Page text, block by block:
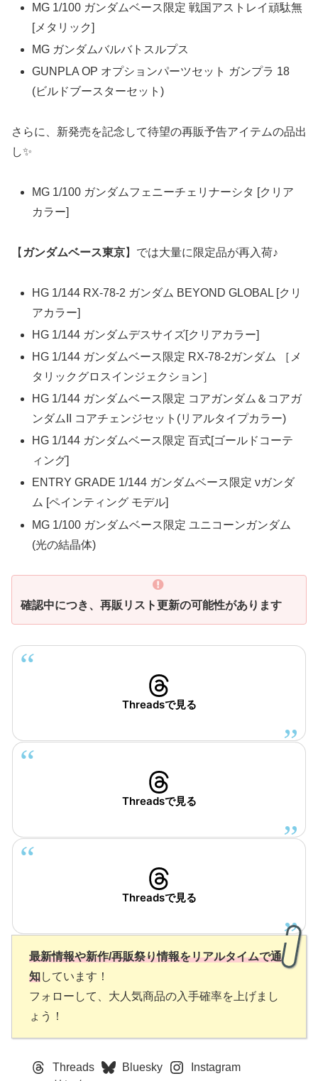
MG 1/100 ガンダムベース限定 戦国アストレイ頑駄無
[メタリック]
MG ガンダムバルバトスルプス
GUNPLA OP オプションパーツセット ガンプラ 18
(ビルドブースターセット)
さらに、新発売を記念して待望の再販予告アイテムの品出
し✨
MG 1/100 ガンダムフェニーチェリナーシタ [クリア
カラー]
【 ガンダムベース東京】では大量に限定品が再入荷♪
HG 1/144 RX-78-2 ガンダム BEYOND GLOBAL [クリ
アカラー]
HG 1/144 ガンダムデスサイズ[クリアカラー]
HG 1/144 ガンダムベース限定 RX-78-2ガンダム ［メ
タリックグロスインジェクション］
HG 1/144 ガンダムベース限定 コアガンダム＆コアガ
ンダムII コアチェンジセット(リアルタイプカラー)
HG 1/144 ガンダムベース限定 百式[ゴールドコーテ
ィング]
ENTRY GRADE 1/144 ガンダムベース限定 νガンダ
ム [ペインティング モデル]
MG 1/100 ガンダムベース限定 ユニコーンガンダム
(光の結晶体)
確認中につき、 再販リスト更新の可能性があります
Threadsで見る
Threadsで見る
Threadsで見る
最新情報や新作/再販祭り情報をリアルタイムで通
知しています！
フォローして、大人気商品の入手確率を上げまし
ょう！
Threads Bluesky
Instagram